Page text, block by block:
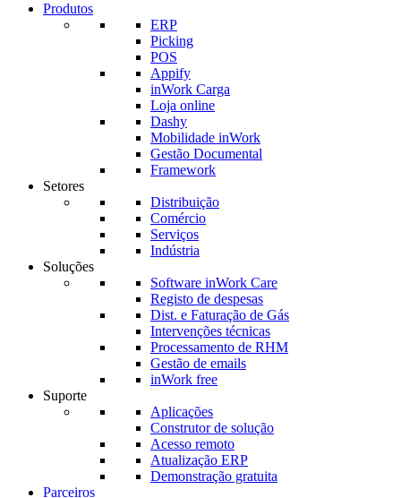
Produtos
ERP
Picking
POS
Appify
inWork Carga
Loja online
Dashy
Mobilidade inWork
Gestão Documental
Framework
Setores
Distribuição
Comércio
Serviços
Indústria
Soluções
Software inWork Care
Registo de despesas
Dist. e Faturação de Gás
Intervenções técnicas
Processamento de RHM
Gestão de emails
inWork free
Suporte
Aplicações
Construtor de solução
Acesso remoto
Atualização ERP
Demonstração gratuita
Parceiros